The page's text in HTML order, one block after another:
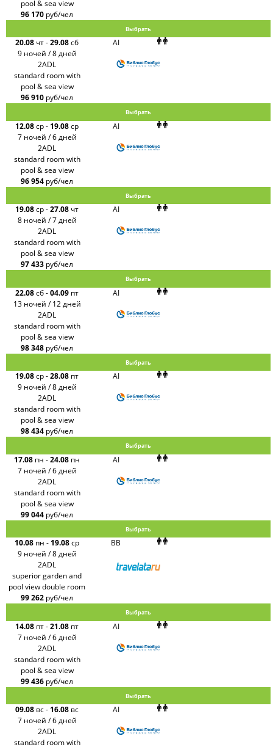
pool & sea view
96 170 руб/чел
Выбрать
20.08 чт-29.08сб
9 ночей / 8 дней
AI
2ADL
standard room with
pool & sea view
96 910 руб/чел
Выбрать
12.08ср- 19.08ср
7 ночей / 6 дней
AI
2ADL
standard room with
pool & sea view
96 954 руб/чел
Выбрать
19.08ср-27.08 чт
8 ночей / 7 дней
AI
2ADL
standard room with
pool & sea view
97 433 руб/чел
Выбрать
22.08сб-04.09 пт
13 ночей / 12 дней
AI
2ADL
standard room with
pool & sea view
98 348 руб/чел
Выбрать
19.08ср-28.08 пт
9 ночей / 8 дней
AI
2ADL
standard room with
pool & sea view
98 434 руб/чел
Выбрать
17.08 пн -24.08 пн
7 ночей / 6 дней
AI
2ADL
standard room with
pool & sea view
99 044 руб/чел
Выбрать
10.08 пн - 19.08ср
9 ночей / 8 дней
BB
2ADL
superior garden and
pool view double room
99 262 руб/чел
Выбрать
14.08 пт-21.08 пт
7 ночей / 6 дней
AI
2ADL
standard room with
pool & sea view
99 436 руб/чел
Выбрать
09.08 вс- 16.08 вс
7 ночей / 6 дней
AI
2ADL
standard room with